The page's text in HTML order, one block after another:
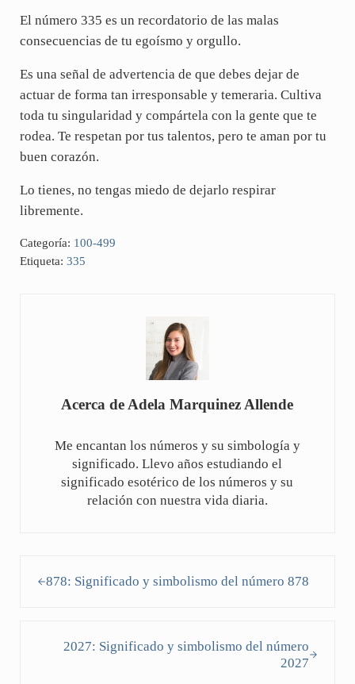
El número 335 es un recordatorio de las malas
consecuencias de tu egoísmo y orgullo.
Es una señal de advertencia de que debes dejar de
actuar de forma tan irresponsable y temeraria. Cultiva
toda tu singularidad y compártela con la gente que te
rodea. Te respetan por tus talentos, pero te aman por tu
buen corazón.
Lo tienes, no tengas miedo de dejarlo respirar
libremente.
Categoría: 100-499
Etiqueta: 335
Acerca deAdela Marquinez Allende
Me encantan los números y su simbología y
significado. Llevo años estudiando el
significado esotérico de los números y su
relación con nuestra vida diaria.
878: Significado y simbolismo del número 878
2027: Significado y simbolismo del número
2027